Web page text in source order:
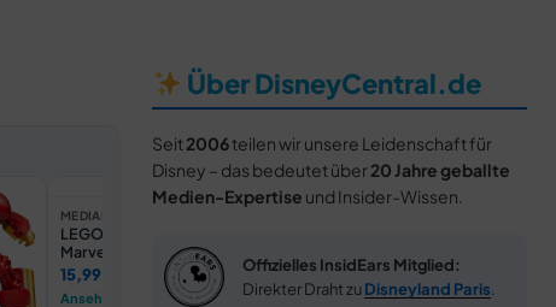
MEDIAMARKT
LEGO Disney Junior
Marvel 11209 Ultron vs.
Iron Man Bausatz,
Mehrfarbig
15,99 €
Ansehen →
14,99 €
Ansehen →
Über DisneyCentral.de
Seit 2006teilen wir unsere Leidenschaft für
Disney – das bedeutet über 20 Jahre geballte
Medien-Expertise und Insider-Wissen.
Offizielles InsidEars Mitglied:
Direkter Draht zuDisneyland Paris